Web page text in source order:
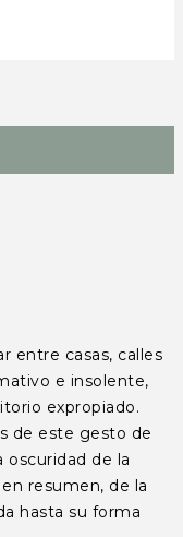
entre casas, calles
e insolente,
expropiado.
de este gesto de
oscuridad de la
resumen, de la
hasta su forma